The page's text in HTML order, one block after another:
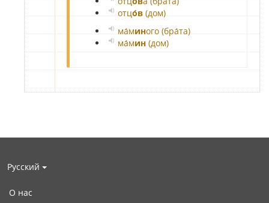
отцо́в (дом)
ма́миного (бра́та)
ма́мин (дом)
Русский
О нас